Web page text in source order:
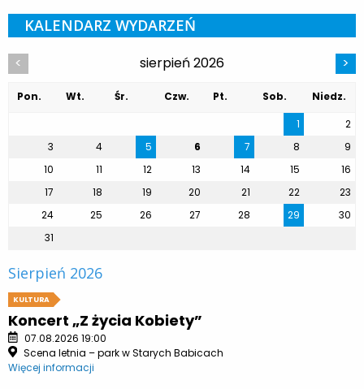
KALENDARZ WYDARZEŃ
< sierpień 2026 >
Pon. Wt. Śr. Czw. Pt. Sob.
Niedz.
1
2
3
4 5 6 7 8
9
10
11 12 13 14 15
16
17
18 19 20 21 22
23
24
25 26 27 28 29
30
31
Sierpień 2026
KULTURA
Koncert „Z życia Kobiety”
07.08.2026 19:00
Scena letnia – park w Starych Babicach
Więcej informacji